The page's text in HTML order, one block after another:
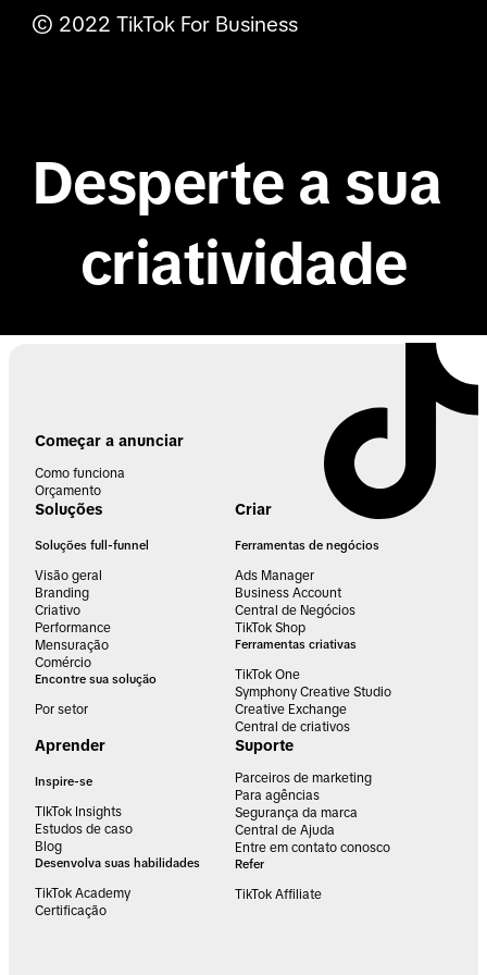
Business Center
© 2022 TikTok For Business
Desperte a sua
criatividade
Começar a anunciar
Como funciona
Orçamento
Soluções
Soluções full-funnel
Visão geral
Branding
Criativo
Performance
Mensuração
Comércio
Encontre sua solução
Por setor
Criar
Ferramentas de negócios
Ads Manager
Business Account
Central de Negócios
TikTok Shop
Ferramentas criativas
TikTok One
Symphony Creative Studio
Creative Exchange
Central de criativos
Aprender
Inspire-se
TIkTok Insights
Estudos de caso
Blog
Desenvolva suas habilidades
TikTok Academy
Certificação
Suporte
Parceiros de marketing
Para agências
Segurança da marca
Central de Ajuda
Entre em contato conosco
Refer
TikTok Affiliate